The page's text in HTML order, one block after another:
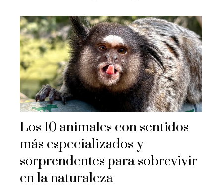
Los 10 animales con sentidos
más especializados y
sorprendentes para sobrevivir
en la naturaleza